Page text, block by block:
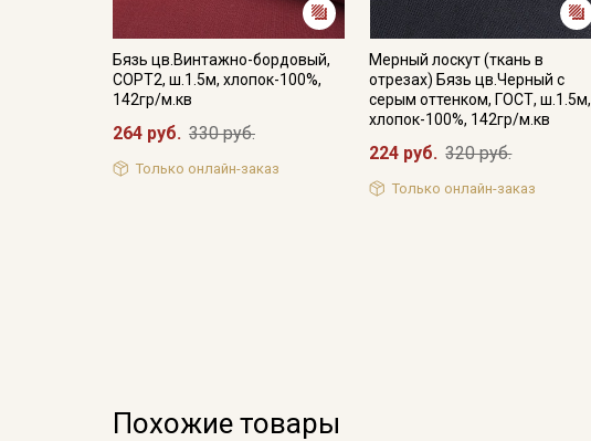
Бязь цв.Винтажно-бордовый,
СОРТ2, ш.1.5м, хлопок-100%,
142гр/м.кв
264 руб. 330 руб.
Только онлайн-заказ
Мерный лоскут (ткань в
отрезах) Бязь цв.Черный с
серым оттенком, ГОСТ, ш.1.5м,
хлопок-100%, 142гр/м.кв
224 руб. 320 руб.
Только онлайн-заказ
Похожие товары